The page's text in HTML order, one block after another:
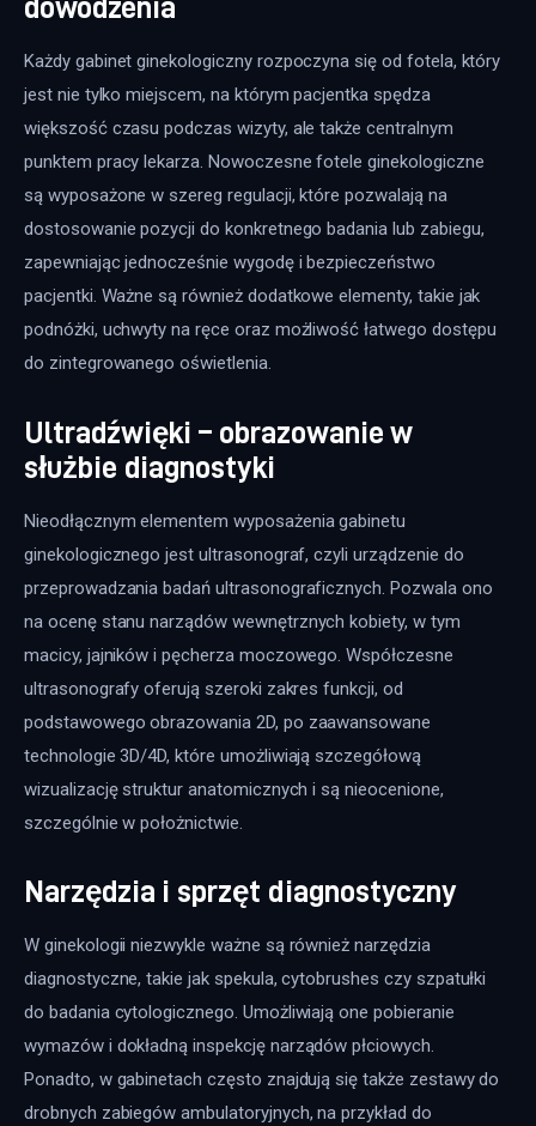
dowodzenia
Każdy gabinet ginekologiczny rozpoczyna się od fotela, który
jest nie tylko miejscem, na którym pacjentka spędza
większość czasu podczas wizyty, ale także centralnym
punktem pracy lekarza. Nowoczesne fotele ginekologiczne
są wyposażone w szereg regulacji, które pozwalają na
dostosowanie pozycji do konkretnego badania lub zabiegu,
zapewniając jednocześnie wygodę i bezpieczeństwo
pacjentki. Ważne są również dodatkowe elementy, takie jak
podnóżki, uchwyty na ręce oraz możliwość łatwego dostępu
do zintegrowanego oświetlenia.
Ultradźwięki – obrazowanie w
służbie diagnostyki
Nieodłącznym elementem wyposażenia gabinetu
ginekologicznego jest ultrasonograf, czyli urządzenie do
przeprowadzania badań ultrasonograficznych. Pozwala ono
na ocenę stanu narządów wewnętrznych kobiety, w tym
macicy, jajników i pęcherza moczowego. Współczesne
ultrasonografy oferują szeroki zakres funkcji, od
podstawowego obrazowania 2D, po zaawansowane
technologie 3D/4D, które umożliwiają szczegółową
wizualizację struktur anatomicznych i są nieocenione,
szczególnie w położnictwie.
Narzędzia i sprzęt diagnostyczny
W ginekologii niezwykle ważne są również narzędzia
diagnostyczne, takie jak spekula, cytobrushes czy szpatułki
do badania cytologicznego. Umożliwiają one pobieranie
wymazów i dokładną inspekcję narządów płciowych.
Ponadto, w gabinetach często znajdują się także zestawy do
drobnych zabiegów ambulatoryjnych, na przykład do